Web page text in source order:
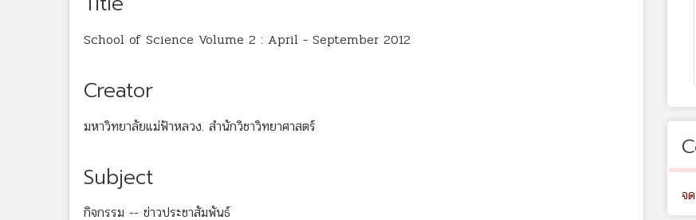
School of Science Volume 2 : April - September 2012
Creator
มหาวิทยาลัยแม่ฟ้าหลวง. สำนักวิชาวิทยาศาสตร์
Subject
กิจกรรม -- ข่าวประชาสัมพันธ์
จ